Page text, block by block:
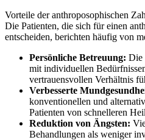
Vorteile der anthroposophischen
Die Patienten, die sich für einen
entscheiden, berichten häufig von
Persönliche Betreuung: Die
mit individuellen
vertrauensvollen Verhältnis
Verbesserte
konventionellen und
Patienten von schnelleren
Reduktion von Ängsten:
Behandlungen als weniger